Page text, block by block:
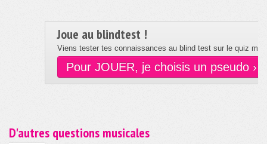
Joue au blindtest !
Viens tester tes connaissances au blind test sur le quiz
Pour JOUER, je choisis un pseudo ›
D'autres questions musicales